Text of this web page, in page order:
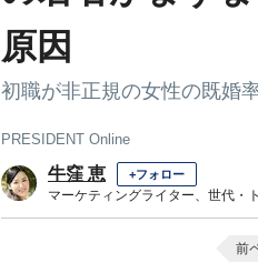
原因
初職が非正規の女性の既婚
PRESIDENT Online
牛窪 恵 +フォロー
マーケティングライター、世代・
前